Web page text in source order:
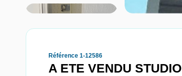
Référence 1-12586
A ETE VENDU